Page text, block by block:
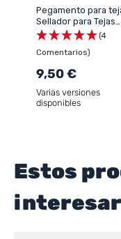
Pegamento para
Sellador para Tejas
Polímero Híbrido
ARCASEALANT - 1180
(4
Comentarios)
9,50 €
Varias versiones
disponibles
Estos